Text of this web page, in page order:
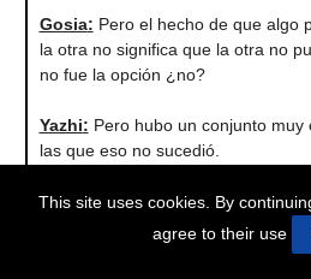
Gosia: Pero el hecho de que algo
la otra no significa que la otra no
no fue la opción ¿no?
Yazhi: Pero hubo un conjunto
las que eso no sucedió.
Gosia:Hmm… ok. Y la última
es esta: Dijiste que todas las
y la información se transmite, etc.
This site uses cookies. By
agree to their use